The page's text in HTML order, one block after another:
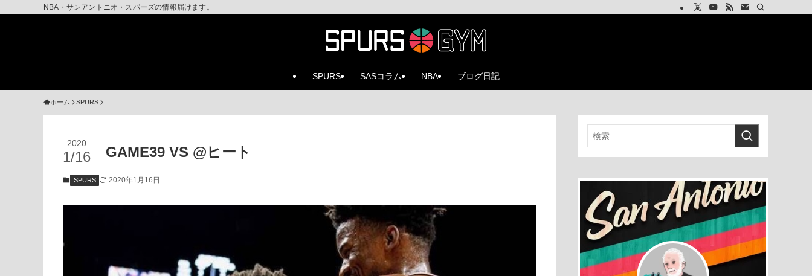
NBA・サンアントニオ・スパーズの情報届けます。
SPURS SASコラム NBA ブログ日記
ホーム SPURS
GAME39 VS @ヒート
2020
1/16
SPURS 2020年1月16日